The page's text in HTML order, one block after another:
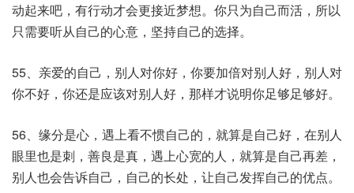
动起来吧，有行动才会更接近梦想。你只为自己而活，所以
只需要听从自己的心意，坚持自己的选择。
55、亲爱的自己，别人对你好，你要加倍对别人好，别人对
你不好，你还是应该对别人好，那样才说明你足够足够好。
56、缘分是心，遇上看不惯自己的，就算是自己好，在别人
眼里也是刺，善良是真，遇上心宽的人，就算是自己再差，
别人也会告诉自己，自己的长处，让自己发挥自己的优点。